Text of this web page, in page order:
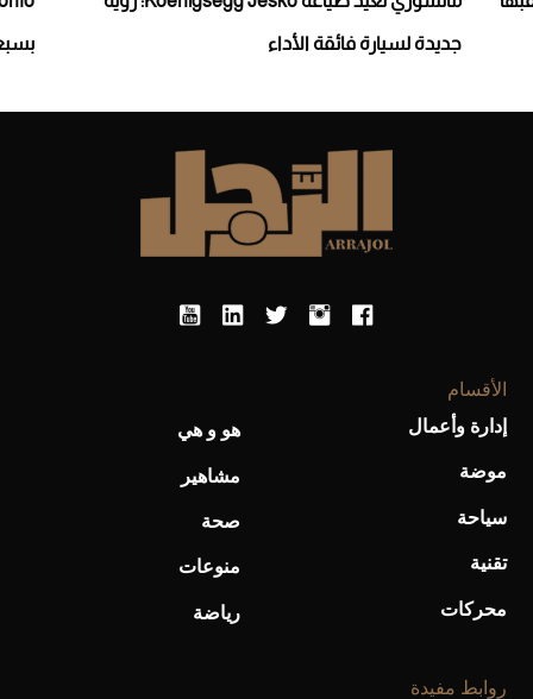
جديدة لسيارة فائقة الأداء
الأقسام
إدارة وأعمال
موضة
سياحة
تقنية
محركات
هو و هي
مشاهير
صحة
منوعات
رياضة
روابط مفيدة